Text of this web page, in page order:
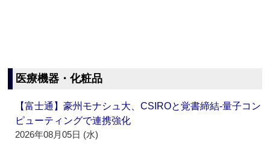
医療機器・化粧品
【富士通】豪州モナシュ大、CSIROと覚書締結‐量子コン
ピューティングで連携強化
2026年08月05日 (水)